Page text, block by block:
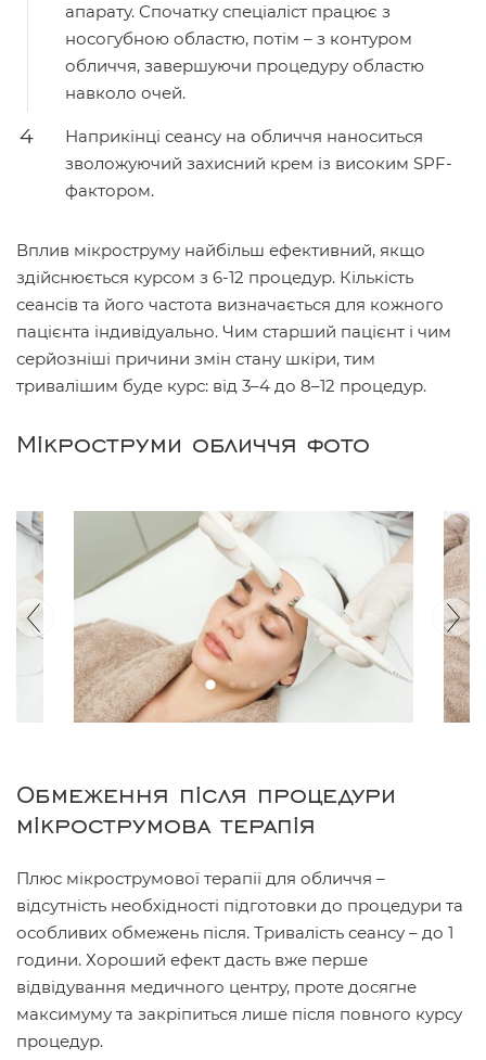
апарату. Спочатку спеціаліст працює з
носогубною областю, потім – з контуром
обличчя, завершуючи процедуру областю
навколо очей.
Наприкінці сеансу на обличчя наноситься
зволожуючий захисний крем із високим SPF-
фактором.
Вплив мікроструму найбільш ефективний, якщо
здійснюється курсом з 6-12 процедур. Кількість
сеансів та його частота визначається для кожного
пацієнта індивідуально. Чим старший пацієнт і чим
серйозніші причини змін стану шкіри, тим
тривалішим буде курс: від 3–4 до 8–12 процедур.
Мікроструми обличчя фото
Обмеження після процедури
мікрострумова терапія
Плюс мікрострумової терапії для обличчя –
відсутність необхідності підготовки до процедури та
особливих обмежень після. Тривалість сеансу – до 1
години. Хороший ефект дасть вже перше
відвідування медичного центру, проте досягне
максимуму та закріпиться лише після повного курсу
процедур.